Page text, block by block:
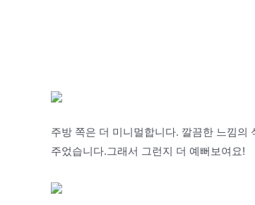
주방 쪽은 더 미니멀합니다. 깔끔한 느낌의
주었습니다.그래서 그런지 더 예뻐보여요!